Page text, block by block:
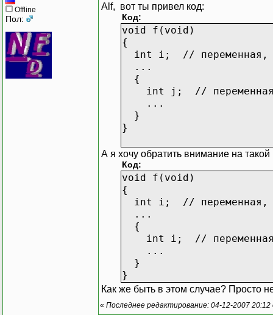
Offline
Пол:
Alf, вот ты привел код:
Код:
void f(void)
{
int i; // переменная,
...
{
int j; // переменная,
...
}
}
А я хочу обратить внимание на такой
Код:
void f(void)
{
int i; // переменная,
...
{
int i; // переменная,
...
}
}
Как же быть в этом случае? Просто
« Последнее редактирование: 04-12-2007